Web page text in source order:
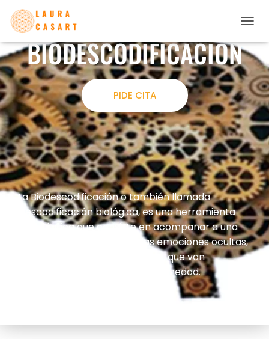
A
M
I
A
R
M
O
D
O
D
E
N
A
V
E
G
A
C
BIODESCODIFICACIÓN
PIDE CITA
La Biodescodificación o también llamada
Descodificación biológica, es una herramienta
terapéutica que consiste en acompañar a una
persona a que vea y sane las emociones ocultas,
de una experiencia traumática, que van
asociadas a su síntoma o enfermedad.